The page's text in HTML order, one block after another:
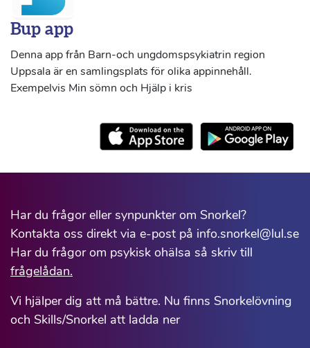
Bup app
Denna app från Barn-och ungdomspsykiatrin region
Uppsala är en samlingsplats för olika appinnehåll.
Exempelvis Min sömn och Hjälp i kris
Har du frågor eller synpunkter om Snorkel?
Kontakta oss direkt via e-post på info.snorkel@lul.se
Har du frågor om psykisk ohälsa så skriv till
frågelådan.
Vi hjälper dig att må bättre. Nu finns Snorkelövning
och Skills/Snorkel att ladda ner